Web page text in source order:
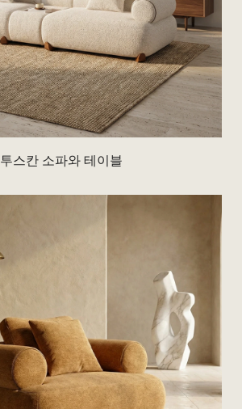
투스칸 소파와 테이블